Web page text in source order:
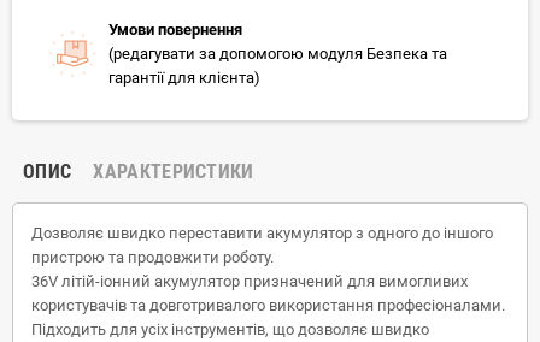
Умови повернення
(редагувати за допомогою модуля Безпека та
гарантії для клієнта)
ОПИС ХАРАКТЕРИСТИКИ
Дозволяє швидко переставити акумулятор з одного до іншого
пристрою та продовжити роботу.
36V літій-іонний акумулятор призначений для вимогливих
користувачів та довготривалого використання професіоналами.
Підходить для усіх інструментів, що дозволяє швидко